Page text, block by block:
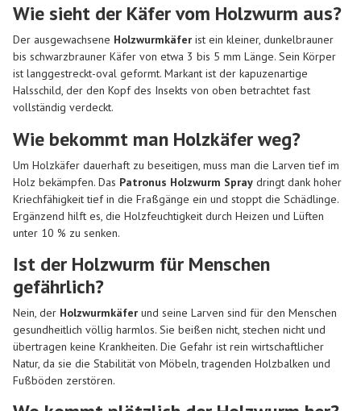
Wie sieht der Käfer vom Holzwurm aus?
Der ausgewachsene Holzwurmkäfer ist ein kleiner, dunkelbrauner
bis schwarzbrauner Käfer von etwa 3 bis 5 mm Länge. Sein Körper
ist langgestreckt-oval geformt. Markant ist der kapuzenartige
Halsschild, der den Kopf des Insekts von oben betrachtet fast
vollständig verdeckt.
Wie bekommt man Holzkäfer weg?
Um Holzkäfer dauerhaft zu beseitigen, muss man die Larven tief im
Holz bekämpfen. Das Patronus Holzwurm Spray dringt dank hoher
Kriechfähigkeit tief in die Fraßgänge ein und stoppt die Schädlinge.
Ergänzend hilft es, die Holzfeuchtigkeit durch Heizen und Lüften
unter 10 % zu senken.
Ist der Holzwurm für Menschen
gefährlich?
Nein, der Holzwurmkäfer und seine Larven sind für den Menschen
gesundheitlich völlig harmlos. Sie beißen nicht, stechen nicht und
übertragen keine Krankheiten. Die Gefahr ist rein wirtschaftlicher
Natur, da sie die Stabilität von Möbeln, tragenden Holzbalken und
Fußböden zerstören.